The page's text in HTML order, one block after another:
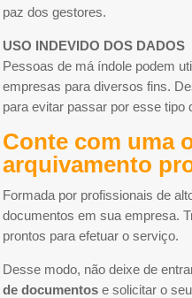
paz dos gestores.
USO INDEVIDO DOS DADOS
Pessoas de má índole podem
empresas para diversos fins.
para evitar passar por esse tipo
Conte com uma
arquivamento
Formada por profissionais de
documentos em sua empresa.
prontos para efetuar o serviço.
Desse modo, não deixe de
de documentos e solicitar o